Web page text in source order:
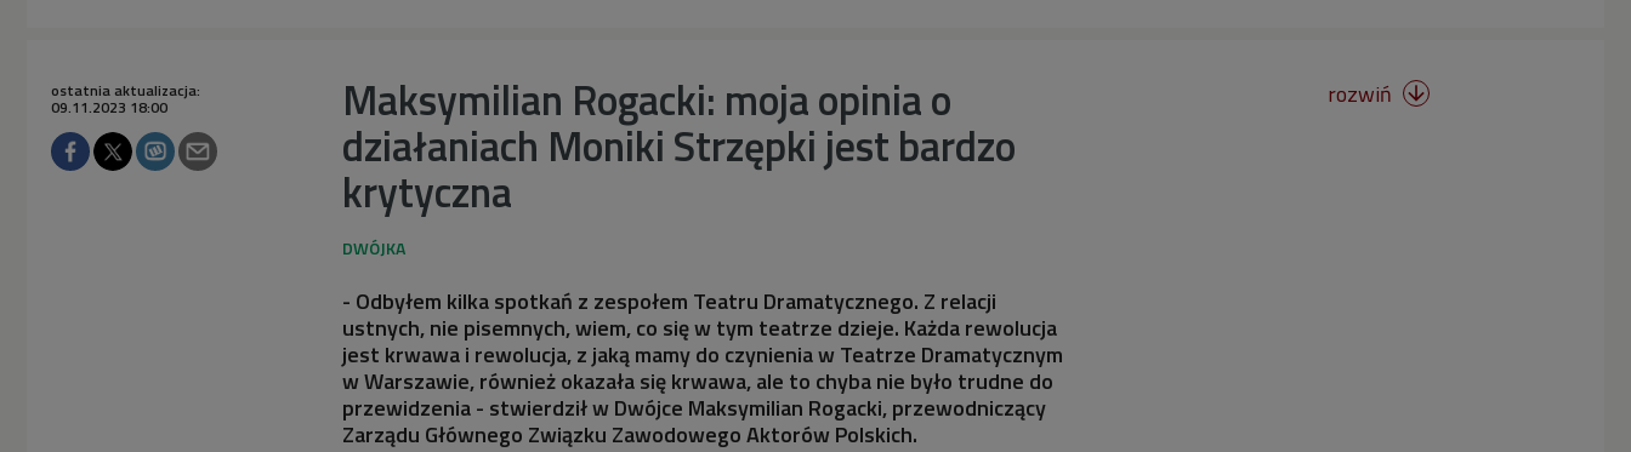
Maksymilian Rogacki: moja opinia o
działaniach Moniki Strzępki jest bardzo
krytyczna
ostatnia aktualizacja:
09.11.2023 18:00
- Odbyłem kilka spotkań z zespołem Teatru Dramatycznego. Z relacji
ustnych, nie pisemnych, wiem, co się w tym teatrze dzieje. Każda rewolucja
jest krwawa i rewolucja, z jaką mamy do czynienia w Teatrze Dramatycznym
w Warszawie, również okazała się krwawa, ale to chyba nie było trudne do
przewidzenia - stwierdził w Dwójce Maksymilian Rogacki, przewodniczący
Zarządu Głównego Związku Zawodowego Aktorów Polskich.
rozwiń 